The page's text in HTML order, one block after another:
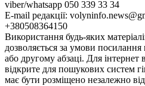
viber/whatsapp 050 339 33 34
E-mail редакції:
+380508364150
Використання будь-яких
дозволяється за умови
або другому абзаці. Для інтернет
відкрите для пошукових систем
має бути розміщено незалежно